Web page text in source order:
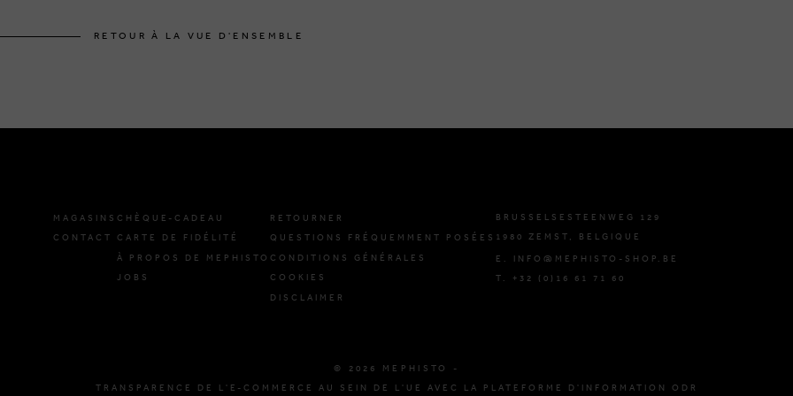
RETOUR À LA VUE D'ENSEMBLE
MAGASINS
CONTACT
CHÈQUE-CADEAU
CARTE DE FIDÉLITÉ
À PROPOS DE MEPHISTO
JOBS
RETOURNER
QUESTIONS FRÉQUEMMENT POSÉES
CONDITIONS GÉNÉRALES
COOKIES
DISCLAIMER
BRUSSELSESTEENWEG 129
1980 ZEMST, BELGIQUE
E. INFO@MEPHISTO-SHOP.BE
T. +32 (0)16 61 71 60
© 2026 MEPHISTO -
TRANSPARENCE DE L'E-COMMERCE AU SEIN DE L'UE AVEC LA PLATEFORME D'INFORMATION ODR